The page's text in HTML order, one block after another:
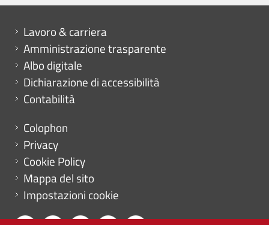
Mini menu di servizio
Lavoro & carriera
Amministrazione trasparente
Albo digitale
Dichiarazione di accessibilità
Contabilità
Menu footer
Colophon
Privacy
Cookie Policy
Mappa del sito
Impostazioni cookie